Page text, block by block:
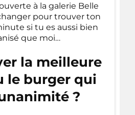
à la galerie Belle
pour trouver ton
si tu es aussi bien
que moi…
la meilleure
le burger qui
?